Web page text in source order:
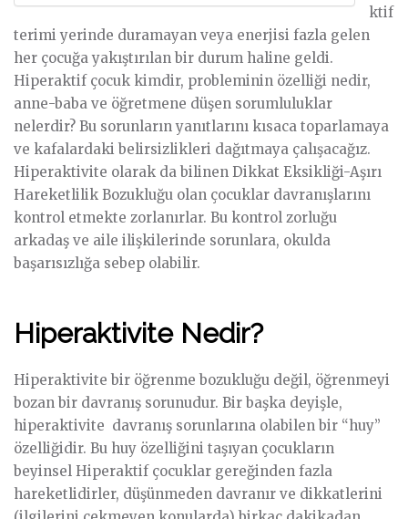
ktif
terimi yerinde duramayan veya enerjisi fazla gelen
her çocuğa yakıştırılan bir durum haline geldi.
Hiperaktif çocuk kimdir, probleminin özelliği nedir,
anne-baba ve öğretmene düşen sorumluluklar
nelerdir? Bu sorunların yanıtlarını kısaca toparlamaya
ve kafalardaki belirsizlikleri dağıtmaya çalışacağız.
Hiperaktivite olarak da bilinen Dikkat Eksikliği-Aşırı
Hareketlilik Bozukluğu olan çocuklar davranışlarını
kontrol etmekte zorlanırlar. Bu kontrol zorluğu
arkadaş ve aile ilişkilerinde sorunlara, okulda
başarısızlığa sebep olabilir.
Hiperaktivite Nedir?
Hiperaktivite bir öğrenme bozukluğu değil, öğrenmeyi
bozan bir davranış sorunudur. Bir başka deyişle,
hiperaktivite davranış sorunlarına olabilen bir “huy”
özelliğidir. Bu huy özelliğini taşıyan çocukların
beyinsel Hiperaktif çocuklar gereğinden fazla
hareketlidirler, düşünmeden davranır ve dikkatlerini